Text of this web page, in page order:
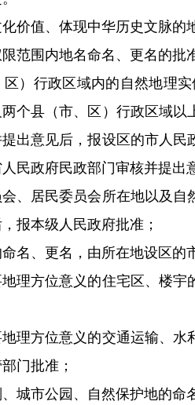
值、体现中华历史文脉的
范围内地名命名、更名的批
行政区域内的自然地理实
个县（市、区）行政区域
出意见后，报设区的市人
民政府民政部门审核并提出
居民委员会所在地以及自
报本级人民政府批准；
、更名，由所在地设区的
方位意义的住宅区、楼宇
方位意义的交通运输、水
门批准；
市公园、自然保护地的命